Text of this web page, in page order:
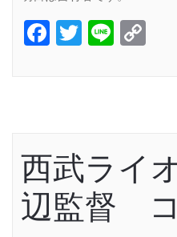
Facebook
Twitter
Line
西武ライ
辺監督